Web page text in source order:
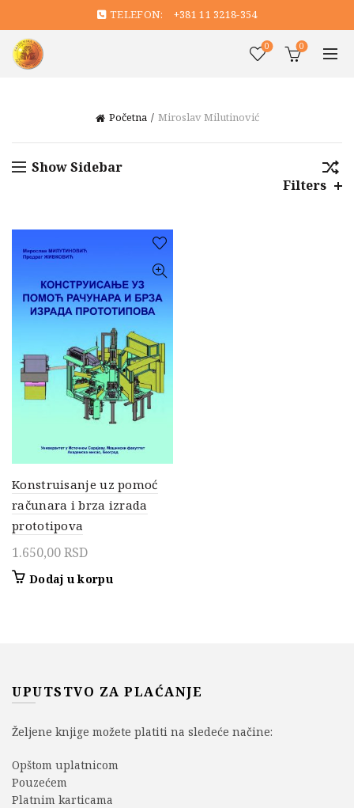
TELEFON: +381 11 3218-354
0 0
Početna Miroslav Milutinović
Show Sidebar
Filters
Konstruisanje uz pomoć
računara i brza izrada
prototipova
1.650,00RSD
Dodaj u korpu
UPUTSTVO ZA PLAĆANJE
Željene knjige možete platiti na sledeće načine:
Opštom uplatnicom
Pouzećem
Platnim karticama